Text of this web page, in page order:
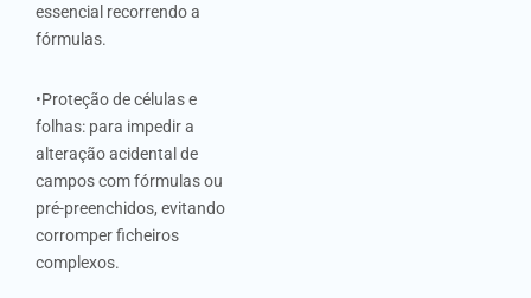
essencial recorrendo a
fórmulas.
•Proteção de células e
folhas: para impedir a
alteração acidental de
campos com fórmulas ou
pré-preenchidos, evitando
corromper ficheiros
complexos.